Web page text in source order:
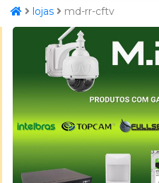
lojas md-rr-cftv